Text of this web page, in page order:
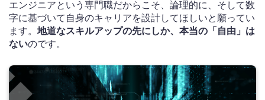
エンジニアという専門職だからこそ、論理的に、そして数
字に基づいて自身のキャリアを設計してほしいと願ってい
ます。 地道なスキルアップの先にしか、本当の「自由」は
ないのです。